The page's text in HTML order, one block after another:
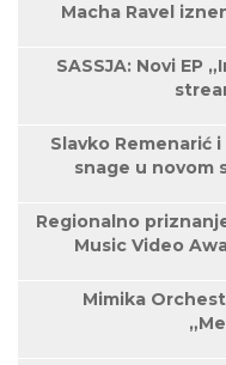
Macha Ravel
SASSJA: Novi EP
Slavko Remenarić
snage u novom
Regionalno
Music Video
Mimika